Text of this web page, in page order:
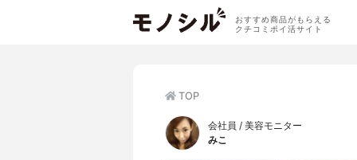
おすすめ商品がもらえる
クチコミポイ活サイト
TOP
会社員 / 美容モニター
みこ